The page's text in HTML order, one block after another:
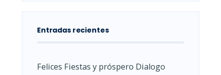
Entradas recientes
Felices Fiestas y próspero Dialogo